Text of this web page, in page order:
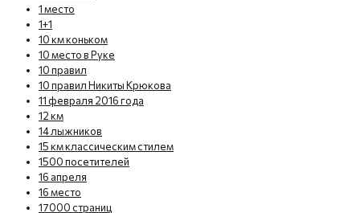
1 место
1+1
10 км коньком
10 место в Руке
10 правил
10 правил Никиты Крюкова
11 февраля 2016 года
12 км
14 лыжников
15 км классическим стилем
1500 посетителей
16 апреля
16 место
17000 страниц